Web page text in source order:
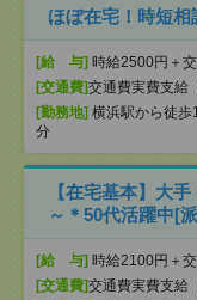
ほぼ在宅！時短
[給 与] 時給2500円＋交
[交通費]交通費実費支給
[勤務地] 横浜駅から徒歩
分
【在宅基本】大
～＊50代活躍中[
[給 与] 時給2100円＋交
[交通費]交通費実費支給